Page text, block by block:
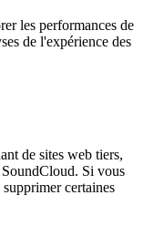
les performances de
de l'expérience des
de sites web tiers,
Si vous
certaines